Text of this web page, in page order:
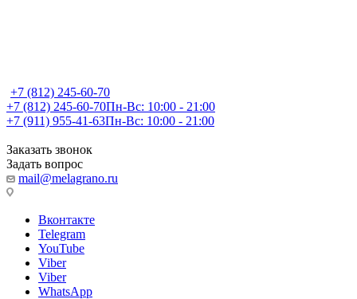
+7 (812) 245-60-70
+7 (812) 245-60-70Пн-Вс: 10:00 - 21:00
+7 (911) 955-41-63Пн-Вс: 10:00 - 21:00
Заказать звонок
Задать вопрос
mail@melagrano.ru
Вконтакте
Telegram
YouTube
Viber
Viber
WhatsApp